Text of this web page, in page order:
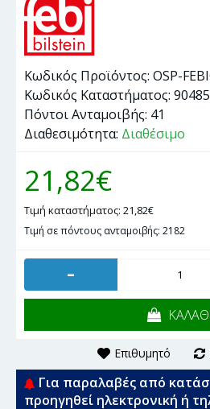
Κωδικός Προϊόντος: OSP-
Κωδικός Καταστήματος:
Πόντοι Ανταμοιβής: 41
Διαθεσιμότητα: Διαθέσιμο
21,82€
Τιμή καταστήματος: 21,82€
Τιμή σε πόντους ανταμοιβής: 2182
-
Επιθυμητό
Για παραλαβές από
προηγηθεί ηλεκτρονική ή